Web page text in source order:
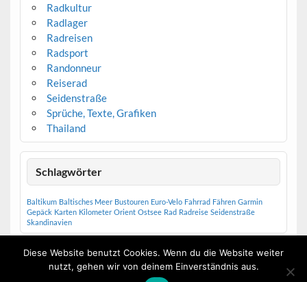
Radkultur
Radlager
Radreisen
Radsport
Randonneur
Reiserad
Seidenstraße
Sprüche, Texte, Grafiken
Thailand
Schlagwörter
Baltikum Baltisches Meer Bustouren Euro-Velo Fahrrad Fähren Garmin
Gepäck Karten Kilometer Orient Ostsee Rad Radreise Seidenstraße
Skandinavien
Erstellt mit WordPress
Diese Website benutzt Cookies. Wenn du die Website weiter
nutzt, gehen wir von deinem Einverständnis aus.